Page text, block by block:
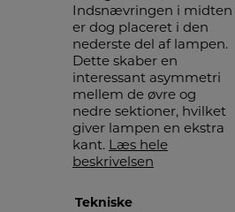
Indsnævringen i midten
er dog placeret i den
nederste del af lampen.
Dette skaber en
interessant asymmetri
mellem de øvre og
nedre sektioner, hvilket
giver lampen en ekstra
kant. Læs hele
beskrivelsen
Tekniske